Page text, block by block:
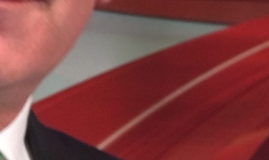
I disturbi più comuni e come